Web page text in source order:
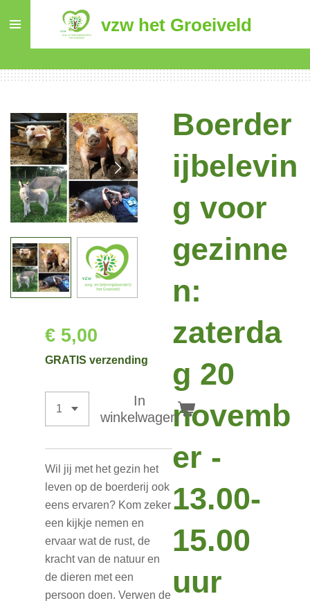
de
vzw het Groeiveld
Boerder
ijbelevin
g voor
gezinne
n:
zaterda
g 20
novemb
er -
13.00-
15.00
uur
€ 5,00
GRATIS verzending
In
winkelwagen
Wil jij met het gezin het
leven op de boerderij ook
eens ervaren? Kom zeker
een kijkje nemen en
ervaar wat de rust, de
kracht van de natuur en
de dieren met een
persoon doen. Verwen de